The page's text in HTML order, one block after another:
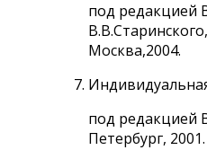
под редакцией
Москва,2004.
под редакцией
Петербург, 2001.